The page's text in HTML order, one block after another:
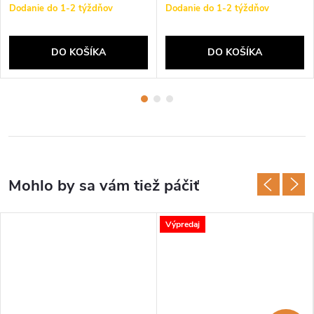
Dodanie do 1-2 týždňov
DO KOŠÍKA
Dodanie do 1-2 týždňov
DO KOŠÍKA
Výpredaj